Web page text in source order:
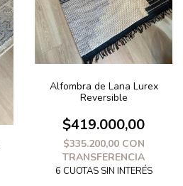
Alfombra de Lana Lurex
Reversible
$419.000,00
$335.200,00 CON
TRANSFERENCIA